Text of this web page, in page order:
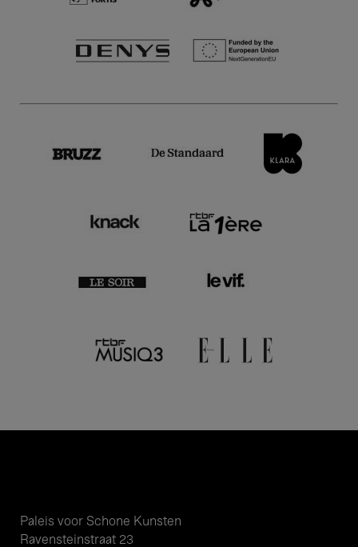
Paleis voor Schone Kunsten
Ravensteinstraat 23